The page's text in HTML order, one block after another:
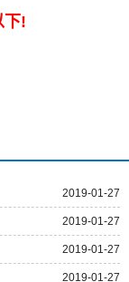
下!
2019-01-27
2019-01-27
2019-01-27
2019-01-27